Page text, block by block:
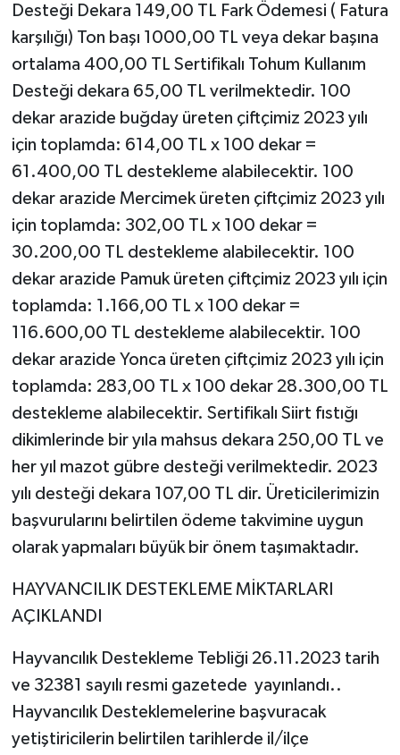
Desteği Dekara 149,00 TL Fark Ödemesi ( Fatura
karşılığı) Ton başı 1000,00 TL veya dekar başına
ortalama 400,00 TL Sertifikalı Tohum Kullanım
Desteği dekara 65,00 TL verilmektedir. 100
dekar arazide buğday üreten çiftçimiz 2023 yılı
için toplamda: 614,00 TL x 100 dekar =
61.400,00 TL destekleme alabilecektir. 100
dekar arazide Mercimek üreten çiftçimiz 2023 yılı
için toplamda: 302,00 TL x 100 dekar =
30.200,00 TL destekleme alabilecektir. 100
dekar arazide Pamuk üreten çiftçimiz 2023 yılı için
toplamda: 1.166,00 TL x 100 dekar =
116.600,00 TL destekleme alabilecektir. 100
dekar arazide Yonca üreten çiftçimiz 2023 yılı için
toplamda: 283,00 TL x 100 dekar 28.300,00 TL
destekleme alabilecektir. Sertifikalı Siirt fıstığı
dikimlerinde bir yıla mahsus dekara 250,00 TL ve
her yıl mazot gübre desteği verilmektedir. 2023
yılı desteği dekara 107,00 TL dir. Üreticilerimizin
başvurularını belirtilen ödeme takvimine uygun
olarak yapmaları büyük bir önem taşımaktadır.
HAYVANCILIK DESTEKLEME MİKTARLARI
AÇIKLANDI
Hayvancılık Destekleme Tebliği 26.11.2023 tarih
ve 32381 sayılı resmi gazetede yayınlandı..
Hayvancılık Desteklemelerine başvuracak
yetiştiricilerin belirtilen tarihlerde il/ilçe